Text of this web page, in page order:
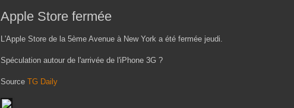
Apple Store fermée
L'Apple Store de la 5ème Avenue à New York a été fermée jeudi.
Spéculation autour de l'arrivée de l'iPhone 3G ?
Source TG Daily